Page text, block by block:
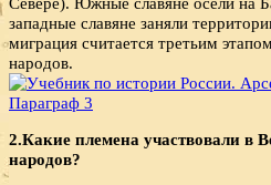
западные славяне заняли
миграция считается третьим
народов.
2.Какие племена участвовали в
народов?